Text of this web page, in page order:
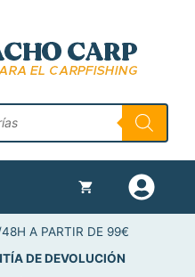
A PARTIR DE 99€
DE DEVOLUCIÓN